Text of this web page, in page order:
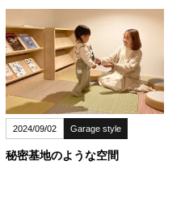
2024/09/02 Garage style
秘密基地のような空間